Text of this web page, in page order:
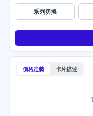
系列切換
價格走勢 卡片描述